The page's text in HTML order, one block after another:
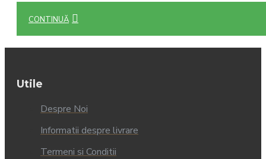
CONTINUĂ
Utile
Despre Noi
Informatii despre livrare
Termeni si Conditii